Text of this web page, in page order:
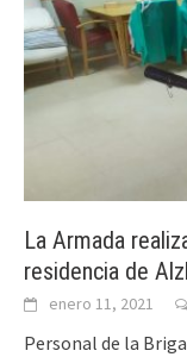
La Armada
residencia de
enero 11, 2021
Personal de la